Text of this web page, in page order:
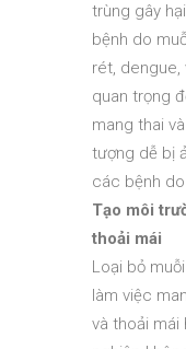
trùng gây
bệnh do
rét, dengue,
quan trọng
mang thai
tượng dễ bị
các bệnh
Tạo môi
thoải mái
Loại bỏ
làm việc
và thoải mái